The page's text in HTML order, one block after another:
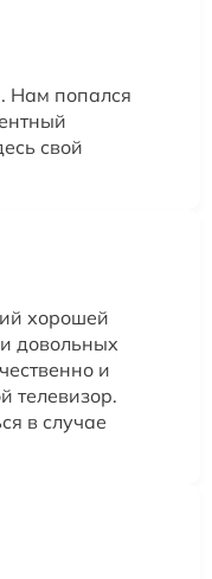
Нам попался
свой
хорошей
довольных
и
телевизор.
в случае